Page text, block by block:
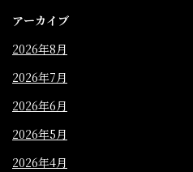
アーカイブ
2026年8月
2026年7月
2026年6月
2026年5月
2026年4月